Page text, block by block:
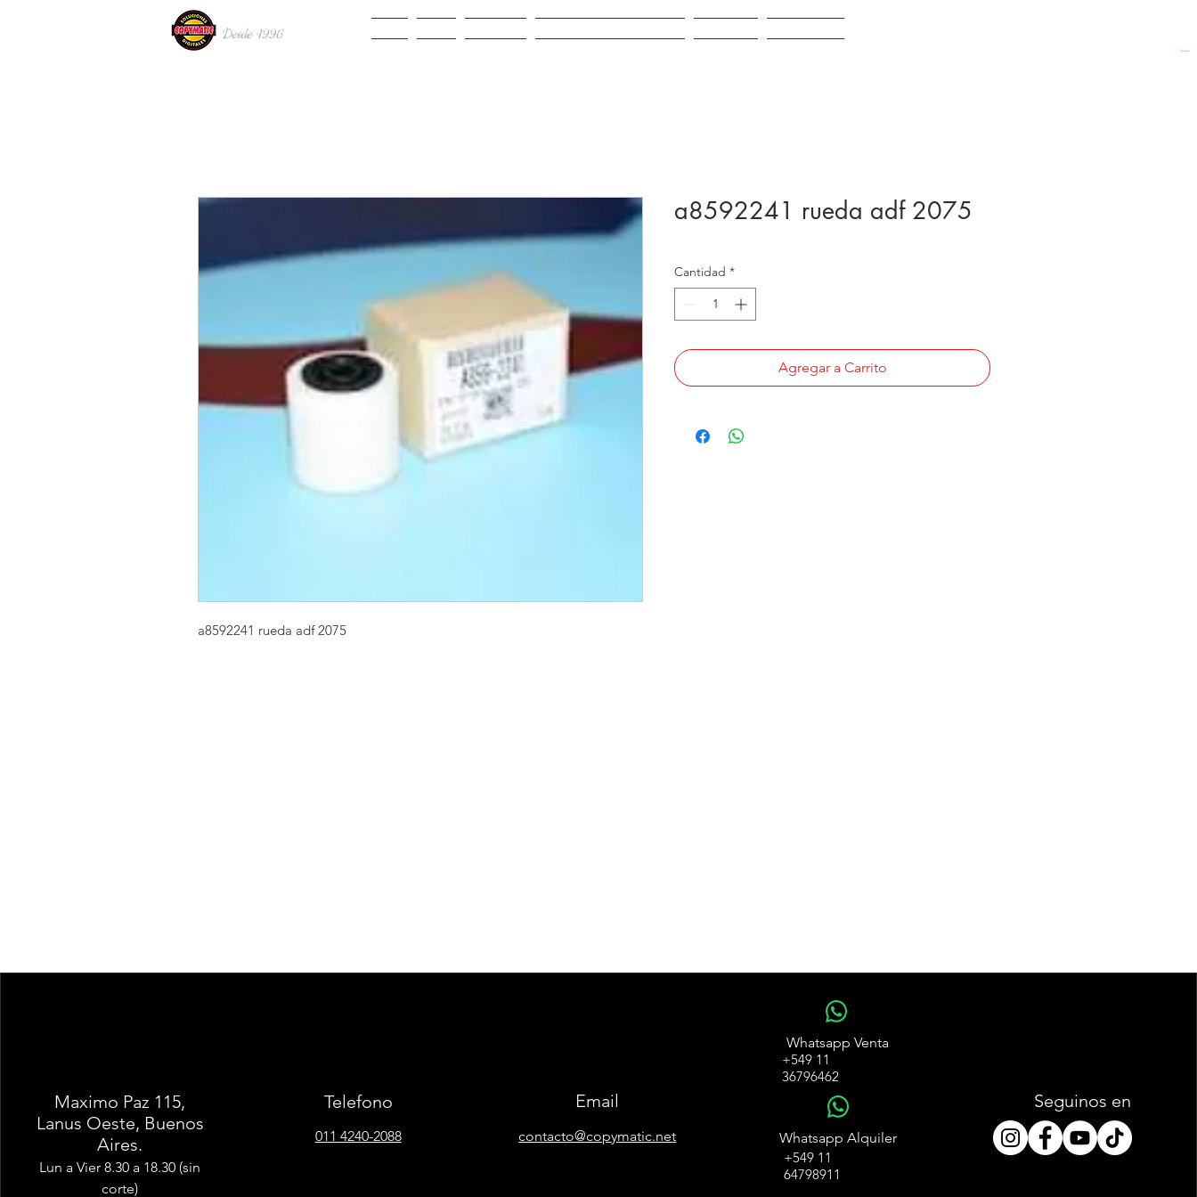
Desde 1996
a8592241 rueda adf 2075
a8592241 rueda adf 2075
Cantidad *
Agregar a Carrito
Carrito
Maximo Paz 115,
Lanus Oeste, Buenos
Aires.
Lun a Vier 8.30 a 18.30 (sin
corte)
Telefono
011 4240-2088
Email
contacto@copymatic.net
Whatsapp Venta
+549 11
36796462
Whatsapp Alquiler
+549 11
64798911
Seguinos en